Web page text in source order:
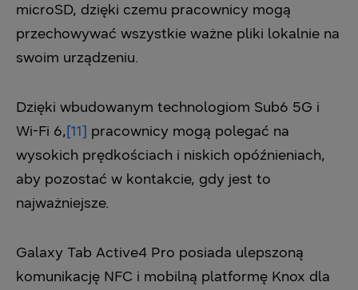
microSD, dzięki czemu pracownicy mogą
przechowywać wszystkie ważne pliki lokalnie na
swoim urządzeniu.
Dzięki wbudowanym technologiom Sub6 5G i
Wi-Fi 6,[11] pracownicy mogą polegać na
wysokich prędkościach i niskich opóźnieniach,
aby pozostać w kontakcie, gdy jest to
najważniejsze.
Galaxy Tab Active4 Pro posiada ulepszoną
komunikację NFC i mobilną platformę Knox dla